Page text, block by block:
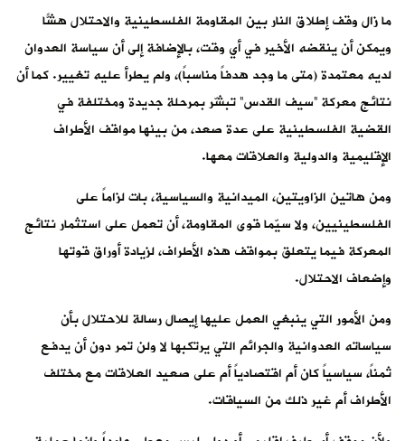
ما زال وقف إطلاق النار بين المقاومة الفلسطينية والاحتلال هشّاً
ويمكن أن ينقضه الأخير في أي وقت، بالإضافة إلى أن سياسة العدوان
لديه معتمدة (متى ما وجد هدفاً مناسباً)، ولم يطرأ عليه تغيير. كما أن
نتائج معركة “سيف القدس” تبشّر بمرحلة جديدة ومختلفة في
القضية الفلسطينية على عدة صعد، من بينها مواقف الأطراف
الإقليمية والدولية والعلاقات معها.
ومن هاتين الزاويتين، الميدانية والسياسية، بات لزاماً على
الفلسطينيين، ولا سيّما قوى المقاومة، أن تعمل على استثمار نتائج
المعركة فيما يتعلق بمواقف هذه الأطراف، لزيادة أوراق قوتها
وإضعاف الاحتلال.
ومن الأمور التي ينبغي العمل عليها إيصال رسالة للاحتلال بأن
سياساته العدوانية والجرائم التي يرتكبها لا ولن تمر دون أن يدفع
ثمناً، سياسياً كان أم اقتصادياً أم على صعيد العلاقات مع مختلف
الأطراف أم غير ذلك من السياقات.